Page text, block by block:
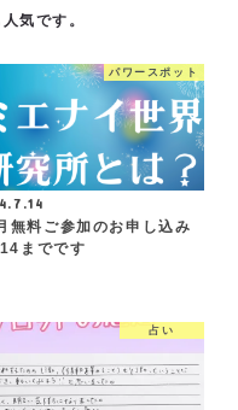
気です。
パワースポット
無料ご参加のお申し込み
までです
占い